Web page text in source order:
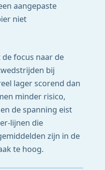
aangepaste
niet
focus naar de
bij
lager scorend dan
minder risico,
de spanning eist
lijnen die
zijn in de
te hoog.